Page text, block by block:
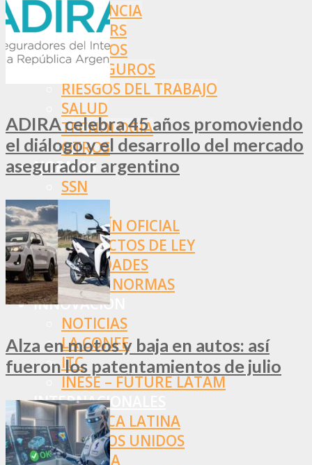
ASISTENCIA
BROKERS
SEGUROS
REASEGUROS
RIESGOS DEL TRABAJO
SALUD
TECNOLOGÍA
OTROS
NORMAS
SSN
SRT
BOLETÍN OFICIAL
PROYECTOS DE LEY
SOCIEDADES
OTRAS NORMAS
INNOVACIÓN
NOTICIAS
LA CONFE
ITC
INESE – FÜTURE LATAM
INTERNACIONALES
AMÉRICA LATINA
ESTADOS UNIDOS
EUROPA
ADIRA celebra 45 años promoviendo
el diálogo y el desarrollo del mercado
asegurador argentino
Alza en motos y baja en autos: así
fueron los patentamientos de julio